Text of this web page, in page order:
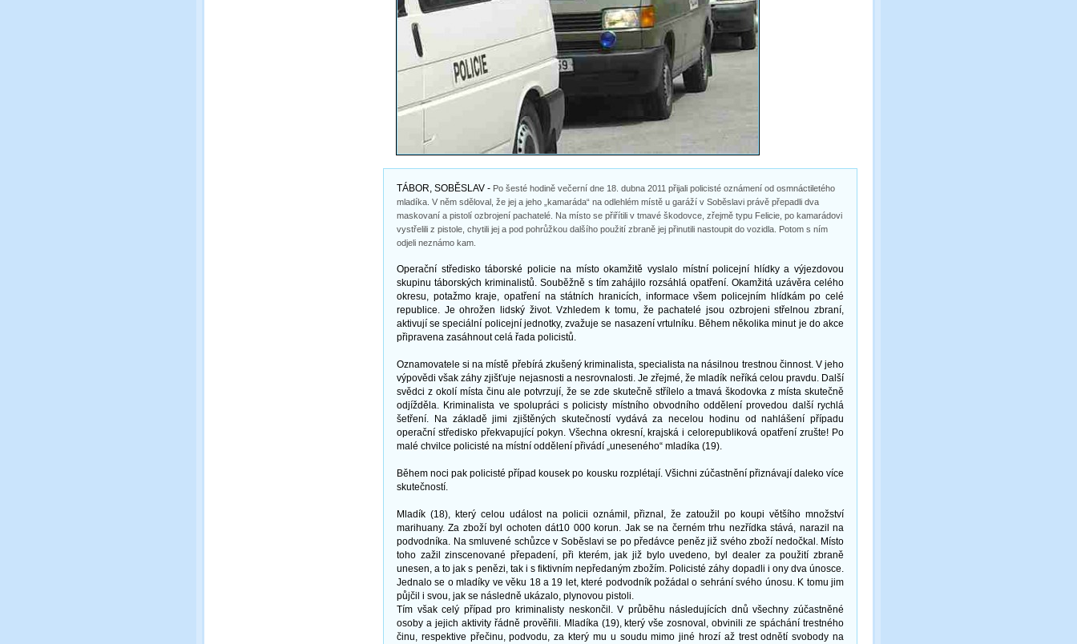
TÁBOR, SOBĚSLAV - Po šesté hodině večerní dne 18. dubna 2011 přijali policisté oznámení od osmnáctiletého
mladíka. V něm sděloval, že jej a jeho „kamaráda“ na odlehlém místě u garáží v Soběslavi právě přepadli dva
maskovaní a pistolí ozbrojení pachatelé. Na místo se přiřítili v tmavé škodovce, zřejmě typu Felicie, po kamarádovi
vystřelili z pistole, chytili jej a pod pohrůžkou dalšího použití zbraně jej přinutili nastoupit do vozidla. Potom s ním
odjeli neznámo kam.
Operační středisko táborské policie na místo okamžitě vyslalo místní policejní hlídky a výjezdovou
skupinu táborských kriminalistů. Souběžně s tím zahájilo rozsáhlá opatření. Okamžitá uzávěra celého
okresu, potažmo kraje, opatření na státních hranicích, informace všem policejním hlídkám po celé
republice. Je ohrožen lidský život. Vzhledem k tomu, že pachatelé jsou ozbrojeni střelnou zbraní,
aktivují se speciální policejní jednotky, zvažuje se nasazení vrtulníku. Během několika minut je do akce
připravena zasáhnout celá řada policistů.
Oznamovatele si na místě přebírá zkušený kriminalista, specialista na násilnou trestnou činnost. V jeho
výpovědi však záhy zjišťuje nejasnosti a nesrovnalosti. Je zřejmé, že mladík neříká celou pravdu. Další
svědci z okolí místa činu ale potvrzují, že se zde skutečně střílelo a tmavá škodovka z místa skutečně
odjížděla. Kriminalista ve spolupráci s policisty místního obvodního oddělení provedou další rychlá
šetření. Na základě jimi zjištěných skutečností vydává za necelou hodinu od nahlášení případu
operační středisko překvapující pokyn. Všechna okresní, krajská i celorepubliková opatření zrušte! Po
malé chvilce policisté na místní oddělení přivádí „uneseného“ mladíka (19).
Během noci pak policisté případ kousek po kousku rozplétají. Všichni zúčastnění přiznávají daleko více
skutečností.
Mladík (18), který celou událost na policii oznámil, přiznal, že zatoužil po koupi většího množství
marihuany. Za zboží byl ochoten dát10 000 korun. Jak se na černém trhu nezřídka stává, narazil na
podvodníka. Na smluvené schůzce v Soběslavi se po předávce peněz již svého zboží nedočkal. Místo
toho zažil zinscenované přepadení, při kterém, jak již bylo uvedeno, byl dealer za použití zbraně
unesen, a to jak s penězi, tak i s fiktivním nepředaným zbožím. Policisté záhy dopadli i ony dva únosce.
Jednalo se o mladíky ve věku 18 a 19 let, které podvodník požádal o sehrání svého únosu. K tomu jim
půjčil i svou, jak se následně ukázalo, plynovou pistoli.
Tím však celý případ pro kriminalisty neskončil. V průběhu následujících dnů všechny zúčastněné
osoby a jejich aktivity řádně prověřili. Mladíka (19), který vše zosnoval, obvinili ze spáchání trestného
činu, respektive přečinu, podvodu, za který mu u soudu mimo jiné hrozí až trest odnětí svobody na